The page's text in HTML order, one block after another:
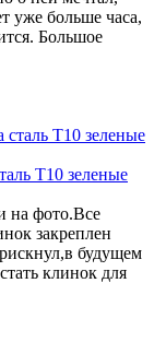
уже больше часа,
Большое
T10 зеленые
на фото.Все
закреплен
будущем
клинок для